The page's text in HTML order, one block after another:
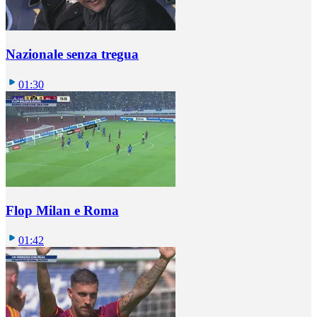
Nazionale senza tregua
01:30
Flop Milan e Roma
01:42